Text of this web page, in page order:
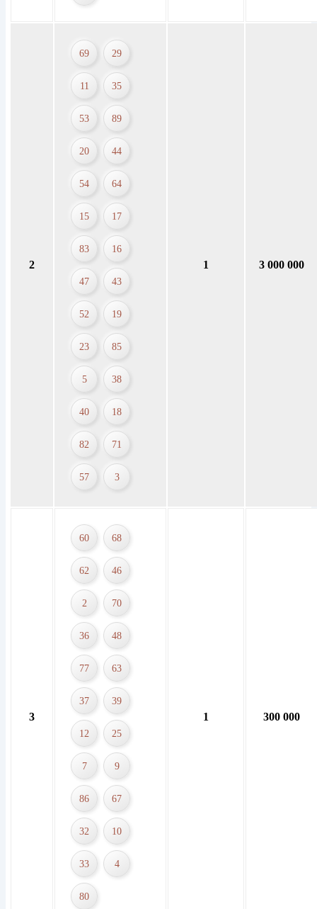
2
69 29
11 35
53 89
20 44
54 64
15 17
83 16
47 43
52 19
23 85
5 38
40 18
82 71
57 3
1 3 000 000
3
60 68
62 46
2 70
36 48
77 63
37 39
12 25
7 9
86 67
32 10
33 4
80
1 300 000